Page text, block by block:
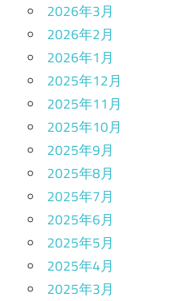
2026年3月
2026年2月
2026年1月
2025年12月
2025年11月
2025年10月
2025年9月
2025年8月
2025年7月
2025年6月
2025年5月
2025年4月
2025年3月